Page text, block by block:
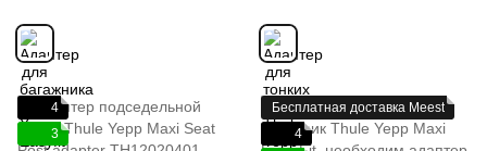
TH12020405 XL Silver
4
3
Бесплатная доставка Meest
4